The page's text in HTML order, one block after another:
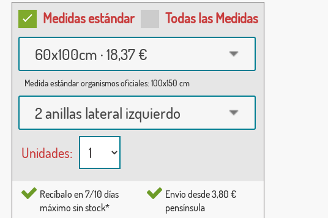
Medidas estándar Todas las Medidas
60x100cm · 18,37 €
Medida estándar organismos oficiales: 100x150 cm
2 anillas lateral izquierdo
Unidades:
Recíbalo en 7/10 días
máximo sin stock*
Envío desde 3,80 €
pensínsula